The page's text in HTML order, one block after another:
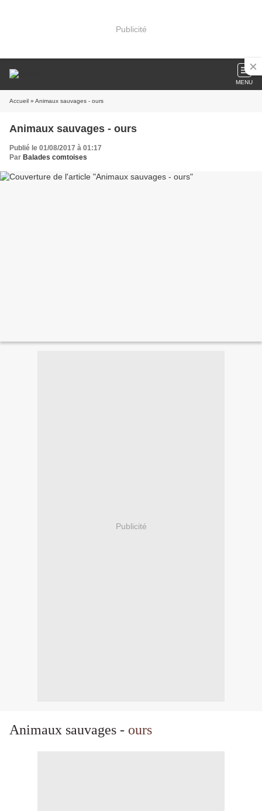
Publicité
MENU
Accueil » Animaux sauvages - ours
Animaux sauvages - ours
Publié le 01/08/2017 à 01:17
Par Balades comtoises
Publicité
Animaux sauvages - ours